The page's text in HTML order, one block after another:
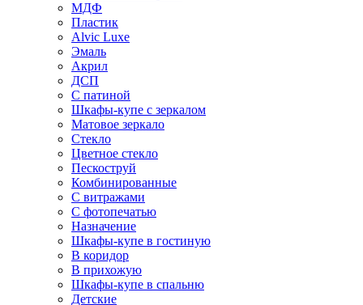
МДФ
Пластик
Alvic Luxe
Эмаль
Акрил
ДСП
С патиной
Шкафы-купе с зеркалом
Матовое зеркало
Стекло
Цветное стекло
Пескоструй
Комбинированные
С витражами
С фотопечатью
Назначение
Шкафы-купе в гостиную
В коридор
В прихожую
Шкафы-купе в спальню
Детские